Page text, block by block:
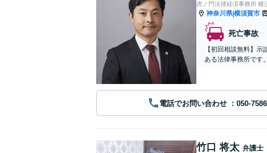
虎ノ門法律経済事務所 横
神奈川県|横須賀市
死亡事故
【初回相談無料】
ある法律事務所です。
電話でお問い合わせ
竹口 将太 弁護士